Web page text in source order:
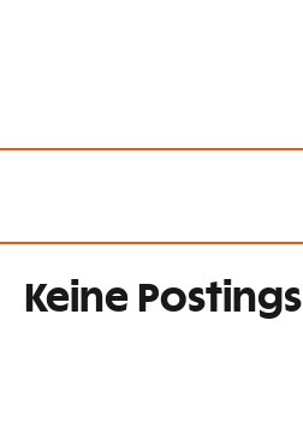
Keine Postings